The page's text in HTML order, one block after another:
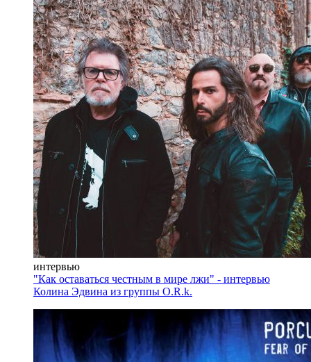
интервью
"Как оставаться честным в мире лжи" - интервью
Колина Эдвина из группы O.R.k.